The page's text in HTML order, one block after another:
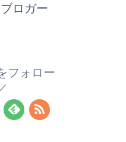
ロガー
フォロー